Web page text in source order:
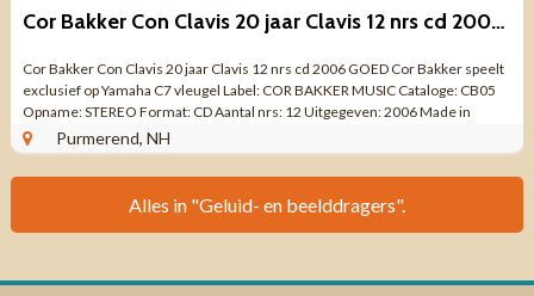
Cor Bakker Con Clavis 20 jaar Clavis 12 nrs cd 2006 GOED
Cor Bakker Con Clavis 20 jaar Clavis 12 nrs cd 2006 GOED Cor Bakker speelt
exclusief op Yamaha C7 vleugel Label: COR BAKKER MUSIC Cataloge: CB05
Opname: STEREO Format: CD Aantal nrs: 12 Uitgegeven: 2006 Made in
HOLLAND Genre: ...
Purmerend, NH
Alles in "Geluid- en beelddragers".